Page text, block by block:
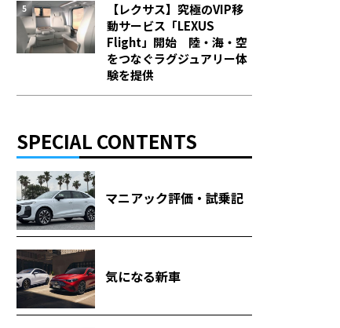
【レクサス】究極のVIP移
動サービス「LEXUS
Flight」開始 陸・海・空
をつなぐラグジュアリー体
験を提供
SPECIAL CONTENTS
マニアック評価・試乗記
気になる新車